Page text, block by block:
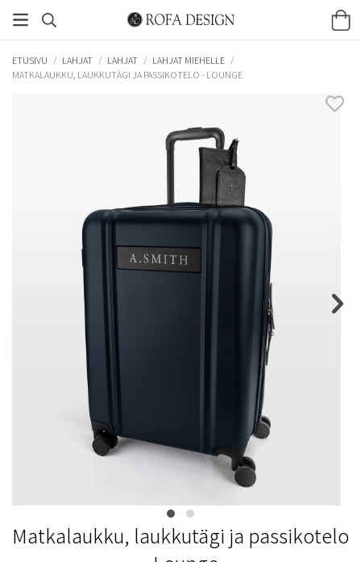
ETUSIVU / LAHJAT / LAHJAT / LAHJAT MIEHELLE /
MATKALAUKKU, LAUKKUTÄGI JA PASSIKOTELO - LOUNGE
Matkalaukku, laukkutägi ja passikotelo